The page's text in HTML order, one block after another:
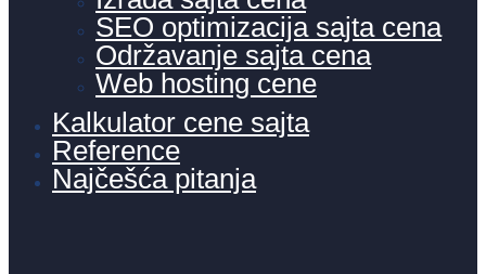
SEO optimizacija sajta cena
Održavanje sajta cena
Web hosting cene
Kalkulator cene sajta
Reference
Najčešća pitanja